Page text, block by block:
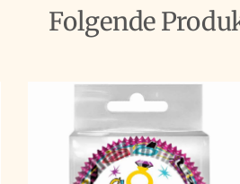
Folgende